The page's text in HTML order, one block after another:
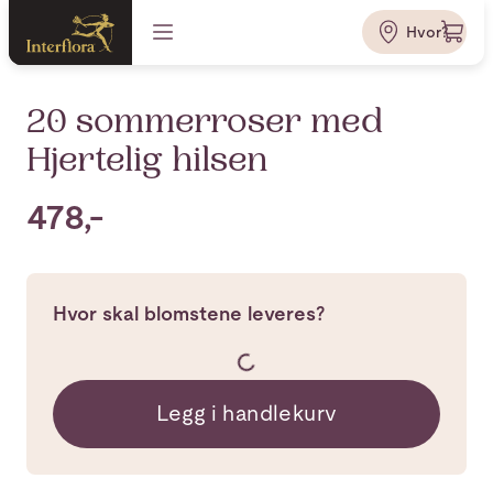
Hvor?
20 sommerroser med
Hjertelig hilsen
478,-
Hvor skal blomstene leveres?
Legg i handlekurv